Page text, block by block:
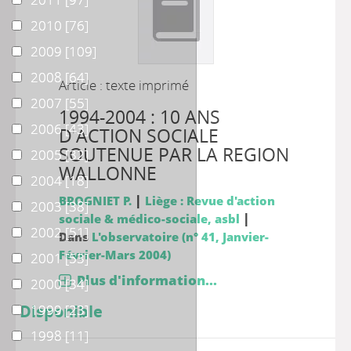
Article : texte imprimé
1994-2004 : 10 ANS
D'ACTION SOCIALE
SOUTENUE PAR LA REGION
WALLONNE
BROGNIET P. | Liège : Revue d'action
sociale & médico-sociale, asbl |
Dans L'observatoire (n° 41, Janvier-
Février-Mars 2004)
Plus d'information...
Disponible
20102010 [76]
20092009 [109]
20082008[64]
20072007 [55]
20062006[43]
20052005[32]
20042004[18]
20032003[38]
20022002[51]
20012001[53]
20002000[34]
19991999[23]
19981998 [11]